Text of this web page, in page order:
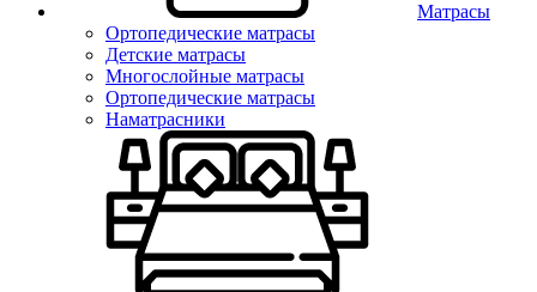
Матрасы
Ортопедические матрасы
Детские матрасы
Многослойные матрасы
Ортопедические матрасы
Наматрасники